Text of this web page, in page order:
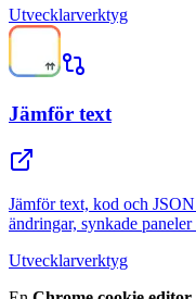
Utvecklarverktyg
Jämför text
Jämför text, kod och
ändringar, synkade
Utvecklarverktyg